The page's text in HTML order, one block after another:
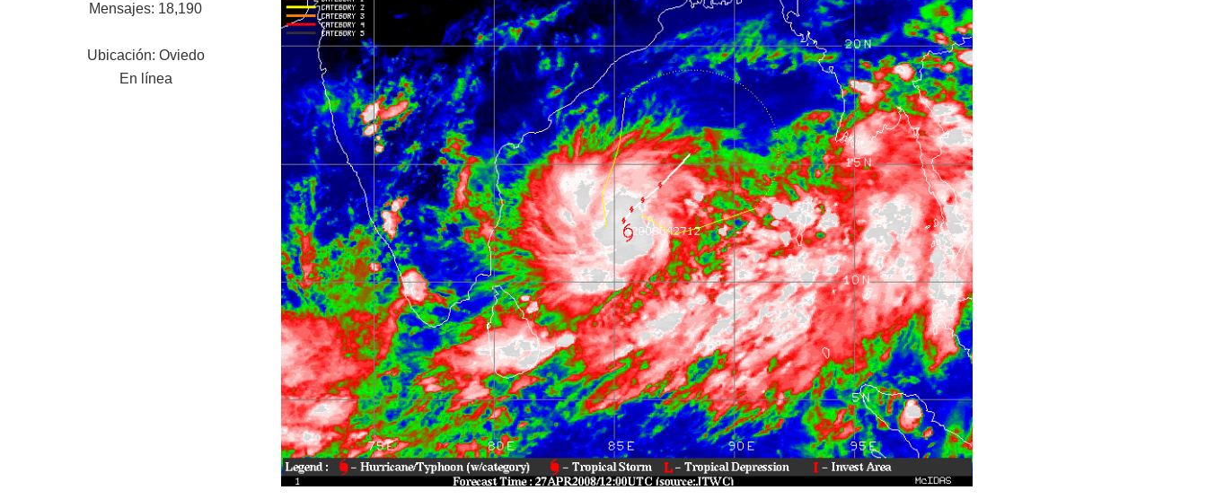
Mensajes: 18,190
Ubicación: Oviedo
En línea